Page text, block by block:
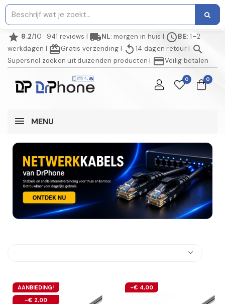
star 8.2/10 · 941 reviews | local_shippingNL: morgen in huis | scheduleBE: 1–2
werkdagen | redeemGratis verzending | replay 14 dagen retour| search
Supersnel zoeken uit duizenden producten | credit_cardVeilig betalen
0 0
MENU
AANBIEDING!
-€ 2,00
-€ 4,00